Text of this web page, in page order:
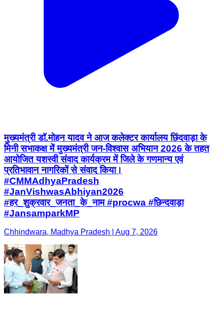
मुख्यमंत्री डॉ.मोहन यादव ने आज कलेक्टर कार्यालय छिंदवाड़ा के
मिनी सभाकक्ष में मुख्यमंत्री जन-विश्वास अभियान 2026 के तहत
आयोजित यशस्वी संवाद कार्यक्रम में जिले के गणमान्य एवं
प्रतिभावान नागरिकों से संवाद किया।
#CMMAdhyaPradesh
#JanVishwasAbhiyan2026
#हर_शुक्रवार_जनता_के_नाम #procwa #छिन्दवाड़ा
#JansamparkMP
Chhindwara, Madhya Pradesh | Aug 7, 2026